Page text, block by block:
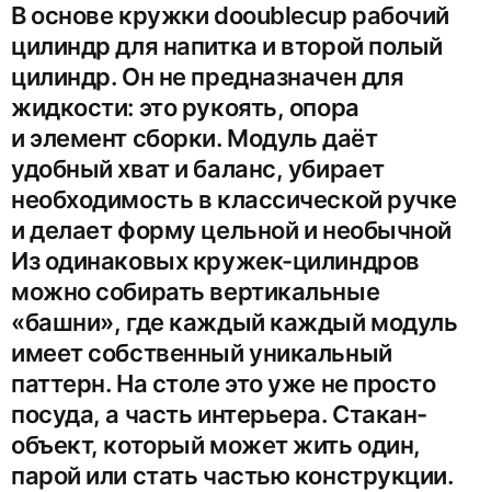
В основе кружки dooublecup рабочий
цилиндр для напитка и второй полый
цилиндр. Он не предназначен для
жидкости: это рукоять, опора
и элемент сборки. Модуль даёт
удобный хват и баланс, убирает
необходимость в классической ручке
и делает форму цельной и необычной
Из одинаковых кружек-цилиндров
можно собирать вертикальные
«башни», где каждый каждый модуль
имеет собственный уникальный
паттерн. На столе это уже не просто
посуда, а часть интерьера. Стакан-
объект, который может жить один,
парой или стать частью конструкции.